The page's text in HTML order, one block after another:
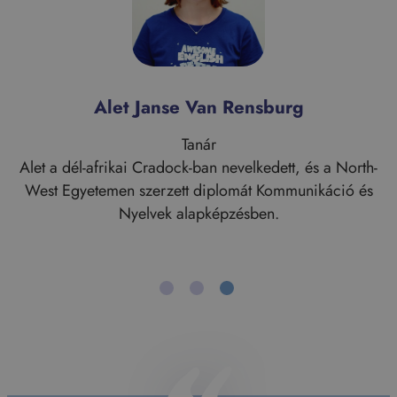
Alet Janse Van Rensburg
Tanár
Alet a dél-afrikai Cradock-ban nevelkedett, és a North-
West Egyetemen szerzett diplomát Kommunikáció és
Nyelvek alapképzésben.
Janse